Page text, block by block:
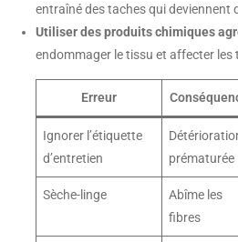
entraîné des taches qui deviennent
Utiliser des produits chimiques
endommager le tissu et affecter les
Erreur
Ignorer l’étiquette
d’entretien
prématurée
Sèche-linge
Abîme les
fibres